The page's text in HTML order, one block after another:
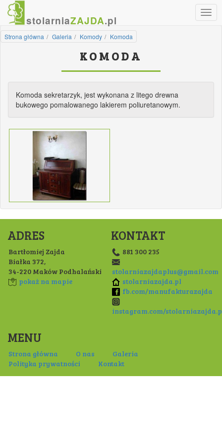
stolarniaZAJDA.pl
Strona główna Galeria Komody Komoda
KOMODA
Komoda sekretarzyk, jest wykonana z litego drewna
bukowego pomalowanego lakierem poliuretanowym.
ADRES
Bartłomiej Zajda
Białka 372,
34-220 Maków Podhalański
pokaż na mapie
KONTAKT
881 300 235
stolarniazajdaplus@gmail.com
stolarniazajda.pl
fb.com/manufakturazajda
instagram.com/
MENU
Strona główna O nas
Galeria
Polityka prywatności
Kontakt